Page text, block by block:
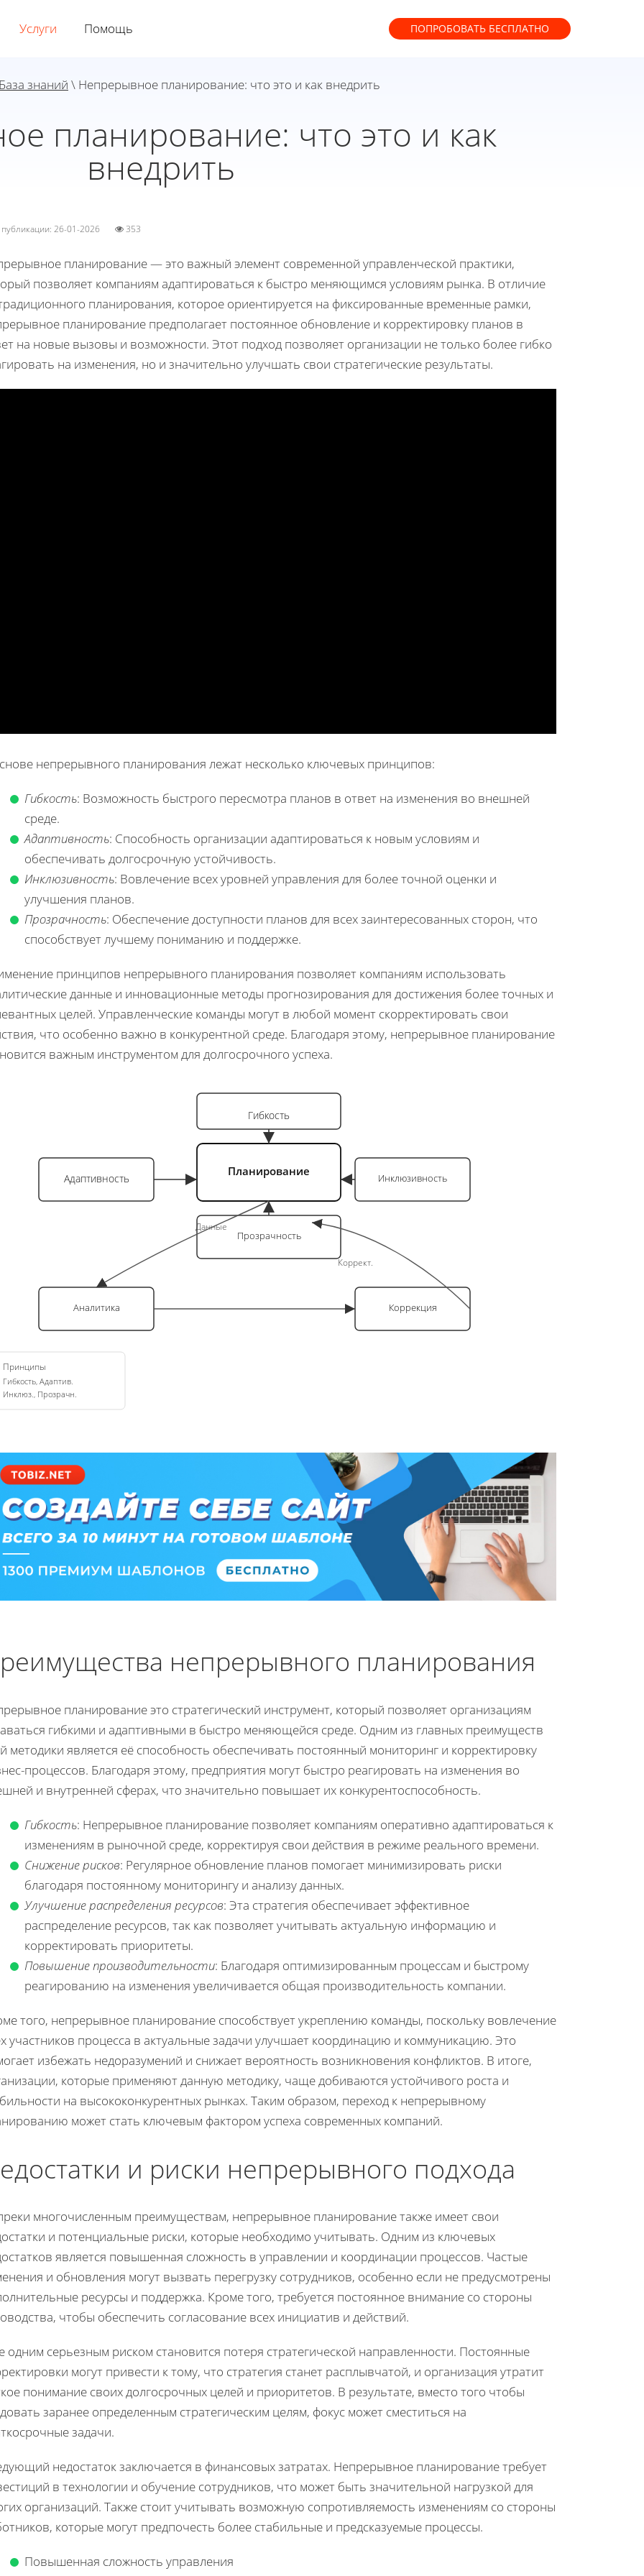
Услуги Помощь ПОПРОБОВАТЬ БЕСПЛАТНО
База знаний \ Непрерывное планирование: что это и как внедрить
планирование: что это и как
внедрить
публикации: 26-01-2026 353
планирование — это важный элемент современной управленческой практики,
позволяет компаниям адаптироваться к быстро меняющимся условиям рынка. В отличие
планирования, которое ориентируется на фиксированные временные рамки,
планирование предполагает постоянное обновление и корректировку планов в
на новые вызовы и возможности. Этот подход позволяет организации не только более гибко
на изменения, но и значительно улучшать свои стратегические результаты.
непрерывного планирования лежат несколько ключевых принципов:
Гибкость: Возможность быстрого пересмотра планов в ответ на изменения во внешней
среде.
Адаптивность: Способность организации адаптироваться к новым условиям и
обеспечивать долгосрочную устойчивость.
Инклюзивность: Вовлечение всех уровней управления для более точной оценки и
улучшения планов.
Прозрачность: Обеспечение доступности планов для всех заинтересованных сторон, что
способствует лучшему пониманию и поддержке.
принципов непрерывного планирования позволяет компаниям использовать
данные и инновационные методы прогнозирования для достижения более точных и
целей. Управленческие команды могут в любой момент скорректировать свои
что особенно важно в конкурентной среде. Благодаря этому, непрерывное планирование
важным инструментом для долгосрочного успеха.
Гибкость
Планирование
Адаптивность Инклюзивность
Прозрачность
Аналитика Коррекция
Данные
Коррект.
Принципы
Гибкость, Адаптив.
Инклюз., Прозрачн.
непрерывного планирования
планирование это стратегический инструмент, который позволяет организациям
гибкими и адаптивными в быстро меняющейся среде. Одним из главных преимуществ
методики является её способность обеспечивать постоянный мониторинг и корректировку
процессов. Благодаря этому, предприятия могут быстро реагировать на изменения во
и внутренней сферах, что значительно повышает их конкурентоспособность.
Гибкость: Непрерывное планирование позволяет компаниям оперативно адаптироваться к
изменениям в рыночной среде, корректируя свои действия в режиме реального времени.
Снижение рисков: Регулярное обновление планов помогает минимизировать риски
благодаря постоянному мониторингу и анализу данных.
Улучшение распределения ресурсов: Эта стратегия обеспечивает эффективное
распределение ресурсов, так как позволяет учитывать актуальную информацию и
корректировать приоритеты.
Повышение производительности: Благодаря оптимизированным процессам и быстрому
реагированию на изменения увеличивается общая производительность компании.
того, непрерывное планирование способствует укреплению команды, поскольку вовлечение
участников процесса в актуальные задачи улучшает координацию и коммуникацию. Это
избежать недоразумений и снижает вероятность возникновения конфликтов. В итоге,
которые применяют данную методику, чаще добиваются устойчивого роста и
на высококонкурентных рынках. Таким образом, переход к непрерывному
может стать ключевым фактором успеха современных компаний.
и риски непрерывного подхода
многочисленным преимуществам, непрерывное планирование также имеет свои
и потенциальные риски, которые необходимо учитывать. Одним из ключевых
является повышенная сложность в управлении и координации процессов. Частые
и обновления могут вызвать перегрузку сотрудников, особенно если не предусмотрены
ресурсы и поддержка. Кроме того, требуется постоянное внимание со стороны
чтобы обеспечить согласование всех инициатив и действий.
одним серьезным риском становится потеря стратегической направленности. Постоянные
могут привести к тому, что стратегия станет расплывчатой, и организация утратит
понимание своих долгосрочных целей и приоритетов. В результате, вместо того чтобы
заранее определенным стратегическим целям, фокус может сместиться на
задачи.
недостаток заключается в финансовых затратах. Непрерывное планирование требует
в технологии и обучение сотрудников, что может быть значительной нагрузкой для
организаций. Также стоит учитывать возможную сопротивляемость изменениям со стороны
которые могут предпочесть более стабильные и предсказуемые процессы.
Повышенная сложность управления